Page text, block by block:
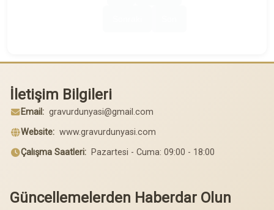
İletişim Bilgileri
Email: gravurdunyasi@gmail.com
Website: www.gravurdunyasi.com
Çalışma Saatleri: Pazartesi - Cuma: 09:00 - 18:00
Güncellemelerden Haberdar Olun